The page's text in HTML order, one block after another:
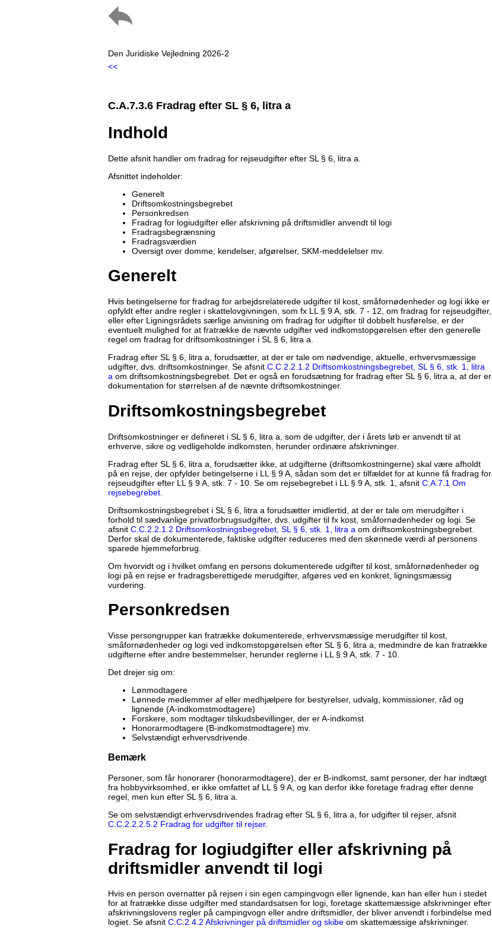
Den Juridiske Vejledning 2026-2
<<
C.A.7.3.6 Fradrag efter SL § 6, litra a
Indhold
Dette afsnit handler om fradrag for rejseudgifter efter SL § 6, litra a.
Afsnittet indeholder:
Generelt
Driftsomkostningsbegrebet
Personkredsen
Fradrag for logiudgifter eller afskrivning på driftsmidler anvendt til logi
Fradragsbegrænsning
Fradragsværdien
Oversigt over domme, kendelser, afgørelser, SKM-meddelelser mv.
Generelt
Hvis betingelserne for fradrag for arbejdsrelaterede udgifter til kost, småfornødenheder og logi ikke er
opfyldt efter andre regler i skattelovgivningen, som fx LL § 9 A, stk. 7 - 12, om fradrag for rejseudgifter,
eller efter Ligningsrådets særlige anvisning om fradrag for udgifter til dobbelt husførelse, er der
eventuelt mulighed for at fratrække de nævnte udgifter ved indkomstopgørelsen efter den generelle
regel om fradrag for driftsomkostninger i SL § 6, litra a.
Fradrag efter SL § 6, litra a, forudsætter, at der er tale om nødvendige, aktuelle, erhvervsmæssige
udgifter, dvs. driftsomkostninger. Se afsnit C.C.2.2.1.2 Driftsomkostningsbegrebet, SL § 6, stk. 1, litra
a om driftsomkostningsbegrebet. Det er også en forudsætning for fradrag efter SL § 6, litra a, at der er
dokumentation for størrelsen af de nævnte driftsomkostninger.
Driftsomkostningsbegrebet
Driftsomkostninger er defineret i SL § 6, litra a, som de udgifter, der i årets løb er anvendt til at
erhverve, sikre og vedligeholde indkomsten, herunder ordinære afskrivninger.
Fradrag efter SL § 6, litra a, forudsætter ikke, at udgifterne (driftsomkostningerne) skal være afholdt
på en rejse, der opfylder betingelserne i LL § 9 A, sådan som det er tilfældet for at kunne få fradrag for
rejseudgifter efter LL § 9 A, stk. 7 - 10. Se om rejsebegrebet i LL § 9 A, stk. 1, afsnit C.A.7.1 Om
rejsebegrebet
Driftsomkostningsbegrebet i SL § 6, litra a forudsætter imidlertid, at der er tale om merudgifter i
forhold til sædvanlige privatforbrugsudgifter, dvs. udgifter til fx kost, småfornødenheder og logi. Se
afsnit C.C.2.2.1.2 Driftsomkostningsbegrebet, SL § 6, stk. 1, litra a om driftsomkostningsbegrebet.
Derfor skal de dokumenterede, faktiske udgifter reduceres med den skønnede værdi af personens
sparede hjemmeforbrug.
Om hvorvidt og i hvilket omfang en persons dokumenterede udgifter til kost, småfornødenheder og
logi på en rejse er fradragsberettigede merudgifter, afgøres ved en konkret, ligningsmæssig
vurdering.
Personkredsen
Visse persongrupper kan fratrække dokumenterede, erhvervsmæssige merudgifter til kost,
småfornødenheder og logi ved indkomstopgørelsen efter SL § 6, litra a, medmindre de kan fratrække
udgifterne efter andre bestemmelser, herunder reglerne i LL § 9 A, stk. 7 - 10.
Det drejer sig om:
Lønmodtagere
Lønnede medlemmer af eller medhjælpere for bestyrelser, udvalg, kommissioner, råd og
lignende (A-indkomstmodtagere)
Forskere, som modtager tilskudsbevillinger, der er A-indkomst
Honorarmodtagere (B-indkomstmodtagere) mv.
Selvstændigt erhvervsdrivende.
Bemærk
Personer, som får honorarer (honorarmodtagere), der er B-indkomst, samt personer, der har indtægt
fra hobbyvirksomhed, er ikke omfattet af LL § 9 A, og kan derfor ikke foretage fradrag efter denne
regel, men kun efter SL § 6, litra a.
Se om selvstændigt erhvervsdrivendes fradrag efter SL § 6, litra a, for udgifter til rejser, afsnit
C.C.2.2.2.5.2 Fradrag for udgifter til rejser.
Fradrag for logiudgifter eller afskrivning på
driftsmidler anvendt til logi
Hvis en person overnatter på rejsen i sin egen campingvogn eller lignende, kan han eller hun i stedet
for at fratrække disse udgifter med standardsatsen for logi, foretage skattemæssige afskrivninger efter
afskrivningslovens regler på campingvogn eller andre driftsmidler, der bliver anvendt i forbindelse med
logiet. Se afsnit C.C.2.4.2 Afskrivninger på driftsmidler og skibe om skattemæssige afskrivninger.